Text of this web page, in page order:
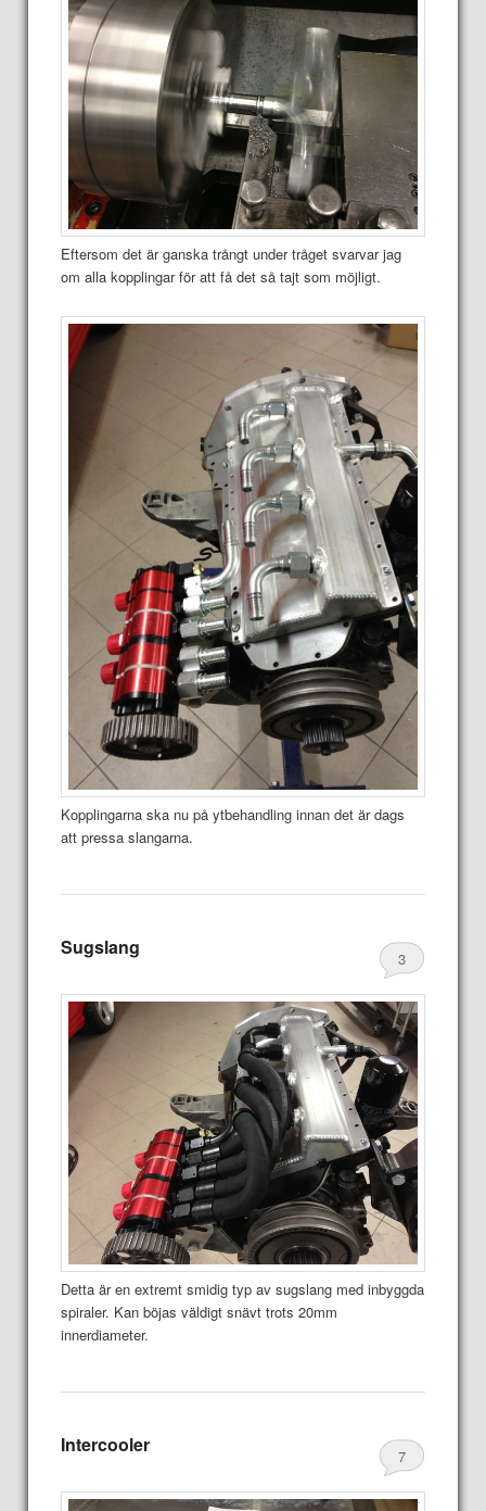
Eftersom det är ganska trångt under tråget svarvar jag
om alla kopplingar för att få det så tajt som möjligt.
Kopplingarna ska nu på ytbehandling innan det är dags
att pressa slangarna.
Sugslang 3
Detta är en extremt smidig typ av sugslang med inbyggda
spiraler. Kan böjas väldigt snävt trots 20mm
innerdiameter.
Intercooler 7